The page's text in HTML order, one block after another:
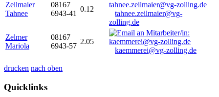
Zeilmaier
Tahnee
08167
6943-41
0.12
tahnee.zeilmaier@vg-
zolling.de
Zelmer
Mariola
08167
6943-57
2.05
kaemmerei@vg-zolling.de
drucken nach oben
Quicklinks